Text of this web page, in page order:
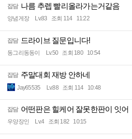
잡담 나름 추렙 빨리올라가는거같음
양념게장 Lv.83 조회 114 11:22
잡담 드라이브 질문입니다!
동그리동동이 Lv.50 조회 180 10:54
잡담 주말대회 재방 안하네
Jay65535 Lv.88 조회 114 10:48
잡담 어떤판은 힐케어 잘못한판이 잇어
우양장인 Lv.4 조회 182 10:15